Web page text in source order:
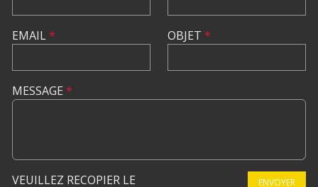
EMAIL* OBJET *
MESSAGE *
VEUILLEZ RECOPIER LE ENVOYER